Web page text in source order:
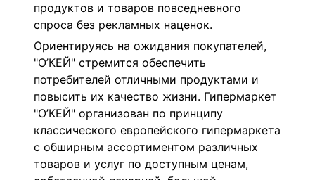
продуктов и товаров повседневного
спроса без рекламных наценок.
Ориентируясь на ожидания покупателей,
"О’КЕЙ" стремится обеспечить
потребителей отличными продуктами и
повысить их качество жизни. Гипермаркет
"О’КЕЙ" организован по принципу
классического европейского гипермаркета
с обширным ассортиментом различных
товаров и услуг по доступным ценам,